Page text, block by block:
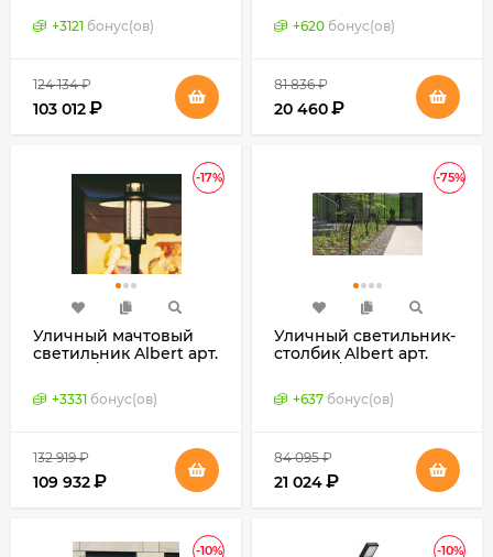
(Германия)
+3121 бонус(ов)
124 134 ₽
103 012₽
+620 бонус(ов)
81 836 ₽
20 460₽
-17%
Уличный мачтовый
светильник Albert арт.
(Германия)
+3331 бонус(ов)
132 919 ₽
109 932₽
-75%
Уличный светильник-
столбик Albert арт.
(Германия)
+637 бонус(ов)
84 095 ₽
21 024₽
-10% -10%